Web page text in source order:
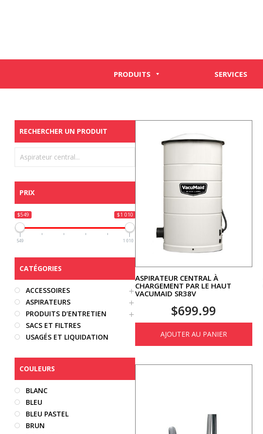
PRODUITS SERVICES
RECHERCHER UN PRODUIT
PRIX
$549 $1 010
549 1 010
CATÉGORIES
ACCESSOIRES
ASPIRATEURS
PRODUITS D’ENTRETIEN
SACS ET FILTRES
USAGÉS ET LIQUIDATION
COULEURS
BLANC
BLEU
BLEU PASTEL
BRUN
ASPIRATEUR CENTRAL À
CHARGEMENT PAR LE HAUT
VACUMAID SR38V
$699.99
AJOUTER AU PANIER